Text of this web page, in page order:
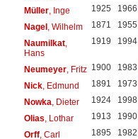
Müller, Inge 1925 1966
Nagel, Wilhelm 1871 1955
Naumilkat,
Hans
1919 1994
Neumeyer, Fritz 1900 1983
Nick, Edmund 1891 1973
Nowka , Dieter 1924 1998
Olias , Lothar 1913 1990
Orff, Carl 1895 1982